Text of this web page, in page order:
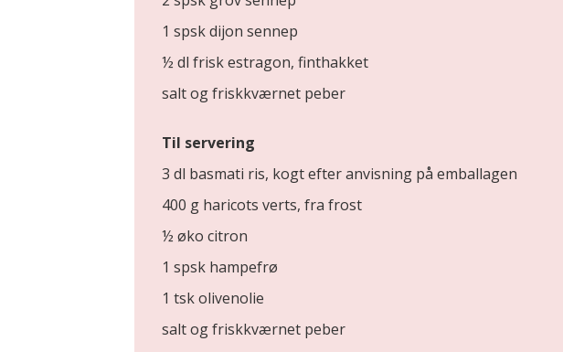
1 spsk dijon sennep
½ dl frisk estragon, finthakket
salt og friskkværnet peber
Til servering
3 dl basmati ris, kogt efter anvisning på emballagen
400 g haricots verts, fra frost
½ øko citron
1 spsk hampefrø
1 tsk olivenolie
salt og friskkværnet peber